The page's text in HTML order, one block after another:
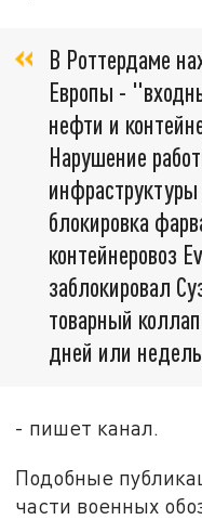
В Роттердаме
Европы -
нефти и
Нарушение
блокировка
контейнеровоз
заблокировал
товарный
дней или
- пишет канал.
Подобные
части военных